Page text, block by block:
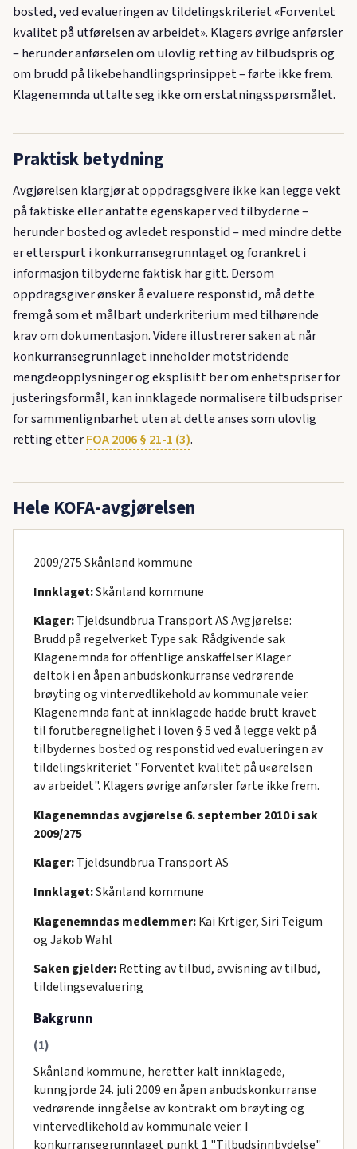
bosted, ved evalueringen av tildelingskriteriet «Forventet
kvalitet på utførelsen av arbeidet». Klagers øvrige anførsler
– herunder anførselen om ulovlig retting av tilbudspris og
om brudd på likebehandlingsprinsippet – førte ikke frem.
Klagenemnda uttalte seg ikke om erstatningsspørsmålet.
Praktisk betydning
Avgjørelsen klargjør at oppdragsgivere ikke kan legge vekt
på faktiske eller antatte egenskaper ved tilbyderne –
herunder bosted og avledet responstid – med mindre dette
er etterspurt i konkurransegrunnlaget og forankret i
informasjon tilbyderne faktisk har gitt. Dersom
oppdragsgiver ønsker å evaluere responstid, må dette
fremgå som et målbart underkriterium med tilhørende
krav om dokumentasjon. Videre illustrerer saken at når
konkurransegrunnlaget inneholder motstridende
mengdeopplysninger og eksplisitt ber om enhetspriser for
justeringsformål, kan innklagede normalisere tilbudspriser
for sammenlignbarhet uten at dette anses som ulovlig
retting etterFOA 2006 § 21-1 (3).
Hele KOFA-avgjørelsen
2009/275 Skånland kommune
Innklaget:Skånland kommune
Klager:Tjeldsundbrua Transport AS Avgjørelse:
Brudd på regelverket Type sak: Rådgivende sak
Klagenemnda for offentlige anskaffelser Klager
deltok i en åpen anbudskonkurranse vedrørende
brøyting og vintervedlikehold av kommunale veier.
Klagenemnda fant at innklagede hadde brutt kravet
til forutberegnelighet i loven § 5 ved å legge vekt på
tilbydernes bosted og responstid ved evalueringen av
tildelingskriteriet "Forventet kvalitet på u«ørelsen
av arbeidet". Klagers øvrige anførsler førte ikke frem.
Klagenemndas avgjørelse 6. september 2010 i sak
2009/275
Klager:Tjeldsundbrua Transport AS
Innklaget:Skånland kommune
Klagenemndas medlemmer:Kai Krtiger, Siri Teigum
og Jakob Wahl
Saken gjelder:Retting av tilbud, avvisning av tilbud,
tildelingsevaluering
Bakgrunn
(1)
Skånland kommune, heretter kalt innklagede,
kunngjorde 24. juli 2009 en åpen anbudskonkurranse
vedrørende inngåelse av kontrakt om brøyting og
vintervedlikehold av kommunale veier. I
konkurransegrunnlaget punkt 1 "Tilbudsinnbydelse"